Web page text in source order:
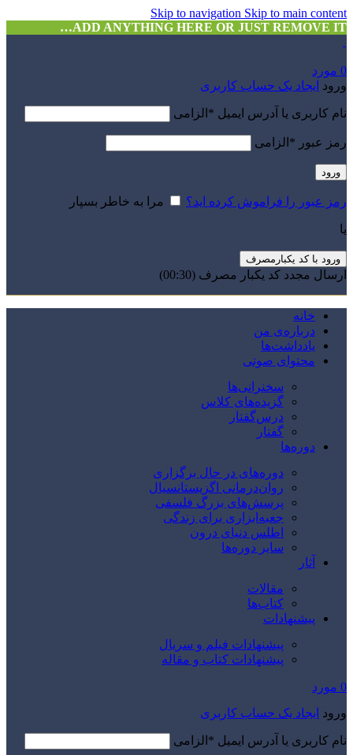
Skip to navigation Skip to main content
ADD ANYTHING HERE OR JUST REMOVE IT…
0 مورد
ورود ایجاد یک حساب کاربری
نام کاربری یا آدرس ایمیل * الزامی
رمز عبور * الزامی
ورود
رمز عبور را فراموش کرده اید؟ مرا به خاطر بسپار
یا
ورود با کد یکبارمصرف
ارسال مجدد کد یکبار مصرف (00:
30
)
خانه
درباره‌ی من
یادداشت‌ها
محتوای صوتی
سخنرانی‌ها
گزیده‌های کلاس
درس‌گفتار
گفتار
دوره‌ها
دوره‌های در حال برگزاری
روان‌درمانی اگزیستانسیال
پرسش‌های بزرگ فلسفی
جعبه‌ابزاری برای زندگی
اطلس دنیای درون
سایر دوره‌ها
آثار
مقالات
کتاب‌ها
پیشنهادات
پیشنهادات فیلم و سریال
پیشنهادات کتاب و مقاله
0 مورد
ورود ایجاد یک حساب کاربری
نام کاربری یا آدرس ایمیل * الزامی